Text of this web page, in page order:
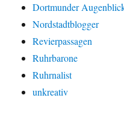
Dortmunder
Nordstadtblogger
Revierpassagen
Ruhrbarone
Ruhrnalist
unkreativ